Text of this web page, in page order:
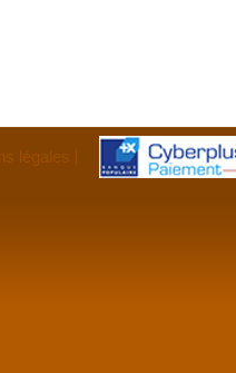
légales